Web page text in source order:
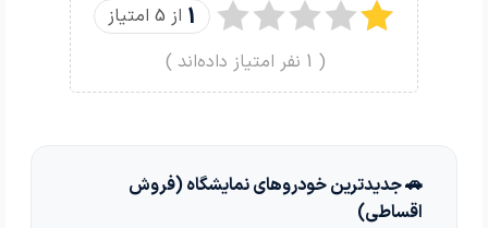
1 از 5 امتیاز
(
1 نفر امتیاز داده‌اند )
🚗 جدیدترین خودروهای نمایشگاه (فروش
اقساطی)